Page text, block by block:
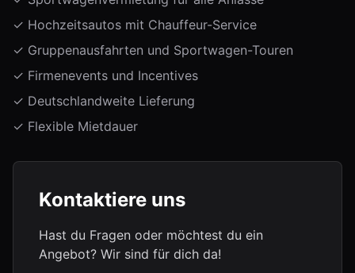
✓ Hochzeitsautos mit Chauffeur-Service
✓ Gruppenausfahrten und Sportwagen-Touren
✓ Firmenevents und Incentives
✓ Deutschlandweite Lieferung
✓ Flexible Mietdauer
Kontaktiere uns
Hast du Fragen oder möchtest du ein
Angebot? Wir sind für dich da!